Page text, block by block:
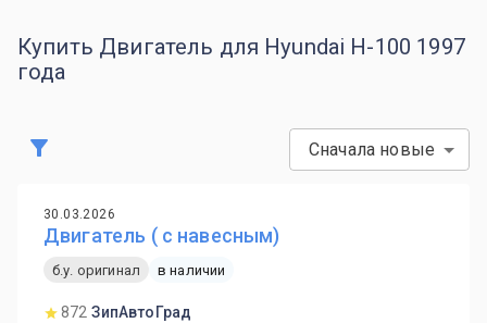
Купить Двигатель для Hyundai H-100 1997
года
Сначала новые
30.03.2026
Двигатель ( с навесным)
б.у. оригинал в наличии
872 ЗипАвтоГрад